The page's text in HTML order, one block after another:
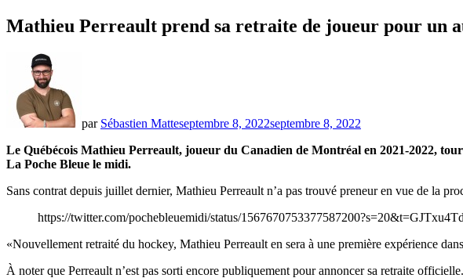
Mathieu Perreault prend sa retraite de joueur pour un
par Sébastien Matteseptembre 8, 2022septembre 8, 2022
Le Québécois Mathieu Perreault, joueur du Canadien de Montréal en 2021-2022,
La Poche Bleue le midi.
Sans contrat depuis juillet dernier, Mathieu Perreault n’a pas trouvé preneur en vue de la
https://twitter.com/pochebleuemidi/status/
«Nouvellement retraité du hockey, Mathieu Perreault en sera à une première expérience
À noter que Perreault n’est pas sorti encore publiquement pour annoncer sa retraite officielle.